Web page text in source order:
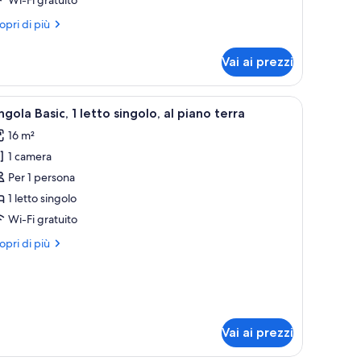
di più
Vai ai prezzi
e vista sull'esterno. Singola Basic, 1 letto singolo, al piano terra
4 Basic, 1 letto singolo, al piano terra
16 m²
1 camera
Per 1 persona
1 letto singolo
Wi-Fi gratuito
di più
Vai ai prezzi